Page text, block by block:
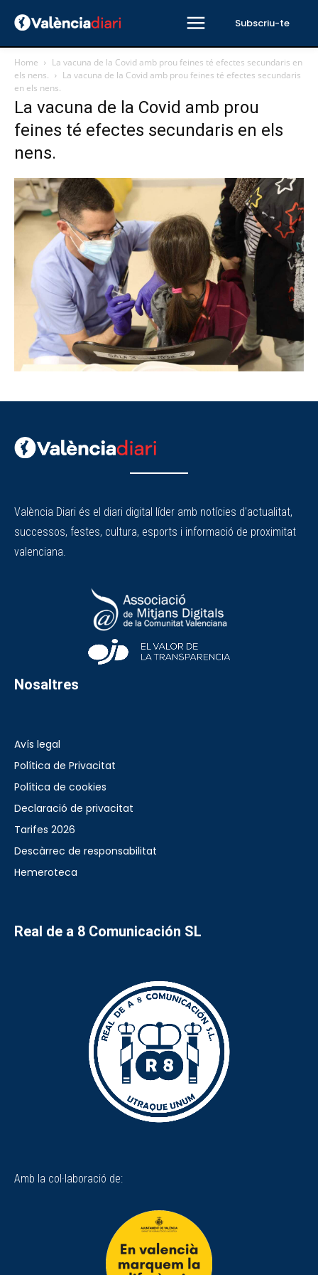
Subscriu-te
Home
La vacuna de la Covid amb prou feines té efectes secundaris en
els nens.
La vacuna de la Covid amb prou feines té efectes secundaris
en els nens.
La vacuna de la Covid amb prou
feines té efectes secundaris en els
nens.
València Diari és el diari digital líder amb notícies d'actualitat,
successos, festes, cultura, esports i informació de proximitat
valenciana.
Nosaltres
Avís legal
Política de Privacitat
Política de cookies
Declaració de privacitat
Tarifes 2026
Descàrrec de responsabilitat
Hemeroteca
Real de a 8 Comunicación SL
Amb la col·laboració de: